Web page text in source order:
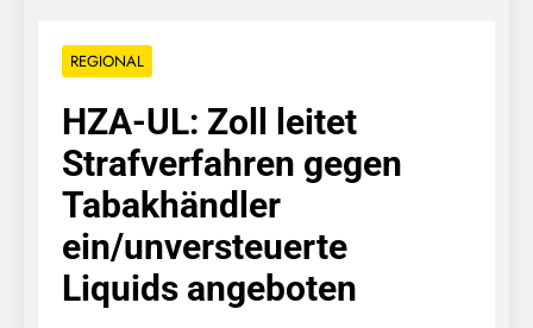
REGIONAL
HZA-UL: Zoll leitet
Strafverfahren gegen
Tabakhändler
ein/unversteuerte
Liquids angeboten